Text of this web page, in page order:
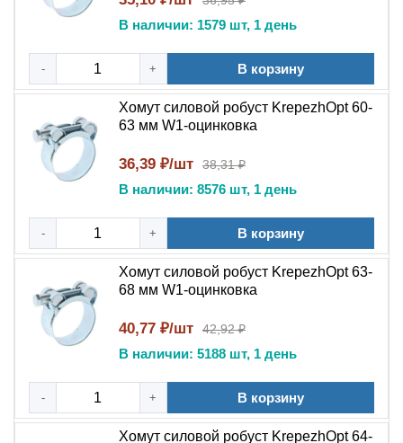
В наличии: 1579 шт, 1 день
- + В корзину
Хомут силовой робуст KrepezhOpt 60-
63 мм W1-оцинковка
36,39 ₽/шт 38,31 ₽
В наличии: 8576 шт, 1 день
- + В корзину
Хомут силовой робуст KrepezhOpt 63-
68 мм W1-оцинковка
40,77 ₽/шт 42,92 ₽
В наличии: 5188 шт, 1 день
- + В корзину
Хомут силовой робуст KrepezhOpt 64-